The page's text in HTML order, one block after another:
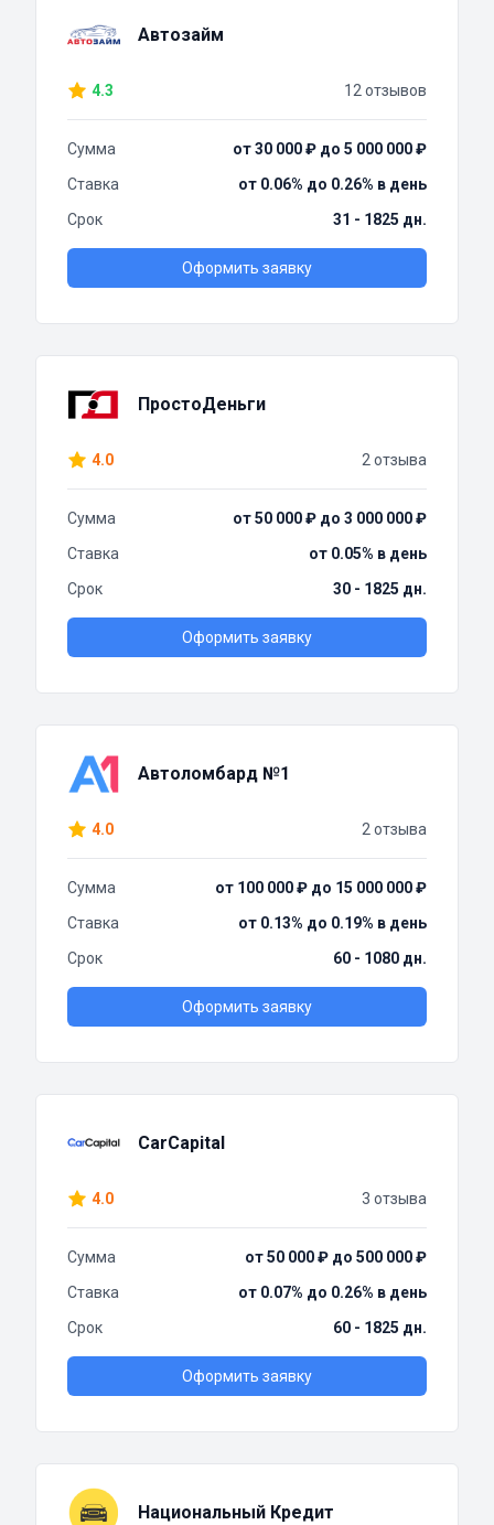
Автозайм
4.3 12 отзывов
Сумма
от 30 000 ₽ до 5 000 000 ₽
Ставка
от 0.06% до 0.26% в день
Срок
31 - 1825 дн.
Оформить заявку
ПростоДеньги
4.0 2 отзыва
Сумма
от 50 000 ₽ до 3 000 000 ₽
Ставка
от 0.05% в день
Срок
30 - 1825 дн.
Оформить заявку
Автоломбард №1
4.0 2 отзыва
Сумма
от 100 000 ₽ до 15 000 000 ₽
Ставка
от 0.13% до 0.19% в день
Срок
60 - 1080 дн.
Оформить заявку
CarCapital
4.0 3 отзыва
Сумма
от 50 000 ₽ до 500 000 ₽
Ставка
от 0.07% до 0.26% в день
Срок
60 - 1825 дн.
Оформить заявку
Национальный Кредит